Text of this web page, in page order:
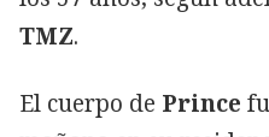
TMZ.
El cuerpo de Prince